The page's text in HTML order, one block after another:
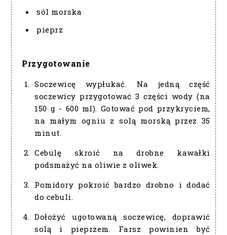
sól morska
pieprz
Przygotowanie
Soczewicę wypłukać. Na jedną część
soczewicy przygotować 3 części wody (na
150 g - 600 ml). Gotować pod przykryciem,
na małym ogniu z solą morską przez 35
minut.
Cebulę skroić na drobne kawałki
podsmażyć na oliwie z oliwek.
Pomidory pokroić bardzo drobno i dodać
do cebuli.
Dołożyć ugotowaną soczewicę, doprawić
solą i pieprzem. Farsz powinien być